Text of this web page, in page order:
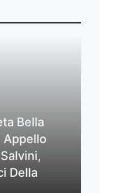
Bella
Appello
Della